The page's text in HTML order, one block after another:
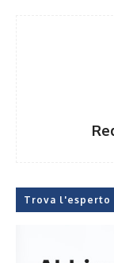
Trova l'esperto